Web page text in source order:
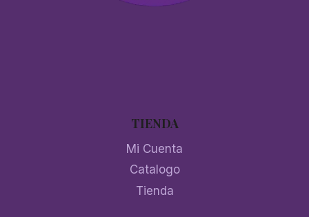
TIENDA
Mi Cuenta
Catalogo
Tienda